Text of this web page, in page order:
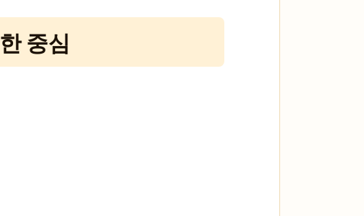
중심